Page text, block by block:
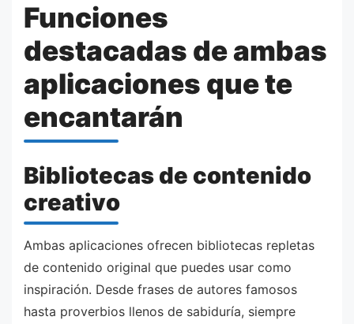
Funciones
destacadas de ambas
aplicaciones que te
encantarán
Bibliotecas de contenido
creativo
Ambas aplicaciones ofrecen bibliotecas repletas
de contenido original que puedes usar como
inspiración. Desde frases de autores famosos
hasta proverbios llenos de sabiduría, siempre